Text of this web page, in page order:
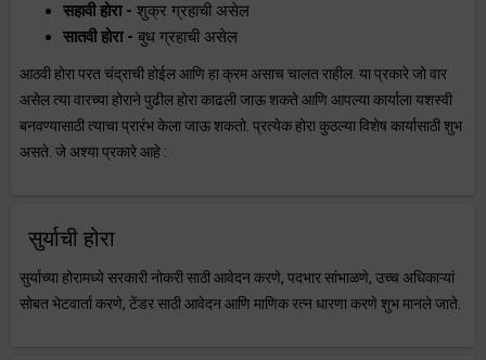
सहावी होरा - शुक्र ग्रहाची असेल
सातवी होरा - बुध ग्रहाची असेल
आठवी होरा परत चंद्राची होईल आणि हा क्रम असाच चालत राहील. या प्रकारे जो वार
असेल त्या वारच्या होराने पुढील होरा काढली जाऊ शकते आणि आपल्या कार्याला यशस्वी
बनवण्यासाठी त्याचा प्रारंभ केला जाऊ शकतो. प्रत्येक होरा कुठल्या विशेष कार्यासाठी शुभ
असते. जे अश्या प्रकारे आहे :
सुर्याची होरा
सुर्याच्या होरामध्ये सरकारी नोकरी साठी आवेदन करणे, पदभार सांभाळणे, उच्च अधिकाऱ्यां
सोबत भेटवार्ता करणे, टेंडर साठी आवेदन आणि माणिक रत्न धारणा करणे शुभ मानले जाते.